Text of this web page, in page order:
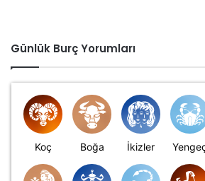
Günlük Burç Yorumları
Koç Boğa İkizler